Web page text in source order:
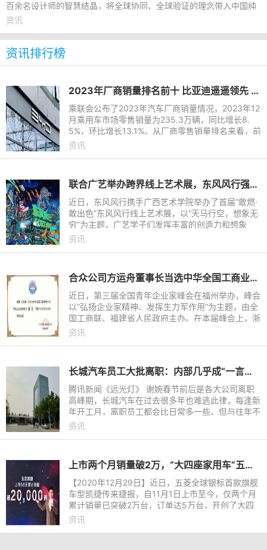
百余名设计师的智慧结晶，将全球协同、全球验证的理念带入中国纯
电SUV。品鉴会上，风云
资讯
资讯排行榜
2023年厂商销量排名前十 比亚迪遥遥领先 长城垫底
乘联会公布了2023年汽车厂商销量情况，2023年12
月乘用车市场零售销量为235.3万辆，同比增长8.
5%，环比增长13.1%。从厂商零售销量排名来看，前
十的车企分别为比亚迪、一汽-大众、上汽大众、吉
资讯
联合广艺举办跨界线上艺术展，东风风行强化品牌“年轻化”基因
近日，东风风行携手广西艺术学院举办了首届“敢燃·
敢出色”东风风行线上艺术展，以“天马行空，想象无
穷”为主题，广艺学子们发挥丰富的创造力和想象
力，以场景化内容赋予风行劲狮标和游艇耳目一新的
资讯
合众公司方运舟董事长当选中华全国工商业联合会青年企业家委员会委员
近日，第三届全国青年企业家峰会在福州举办，峰会
以“弘扬企业家精神、发挥生力军作用”为主题，由全
国工商联、福建省人民政府主办。在本届峰会上，浙
江合众新能源汽车有限公司创始人兼董事长方运舟当
资讯
长城汽车员工大批离职：内部几乎成“一言堂”，谁受得了层层汇报挨骂
腾讯新闻《远光灯》 谢婉春节前后是各大公司离职
高峰期，长城汽车在过去很多年也难逃此律，每逢新
年开工月，离职员工都会比日常多一些。但与往年不
同的是，2024年的春节离职潮来势更加汹涌，一场
资讯
上市两个月销量破2万，“大四座家用车”五菱凯捷成为中国家庭用户新选择
【2020年12月29日】近日，五菱全球银标首款旗舰
车型凯捷传来捷报，自11月1日上市至今，仅两个月
累计销量已突破2万台，订单达5万台，开创了大四
座家用车全新品类。为此，五菱品牌宣布成立5050
资讯